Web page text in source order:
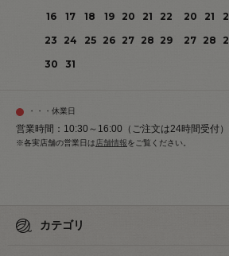
16
17 18 19 20 21
22
23
24 25 26 27 28 29
30
31
20
21
27 28
・・・休業日
営業時間：10:30～16:00（ご注文は24時間受付）
※各実店舗の営業日は店舗情報をご覧ください。
カテゴリ